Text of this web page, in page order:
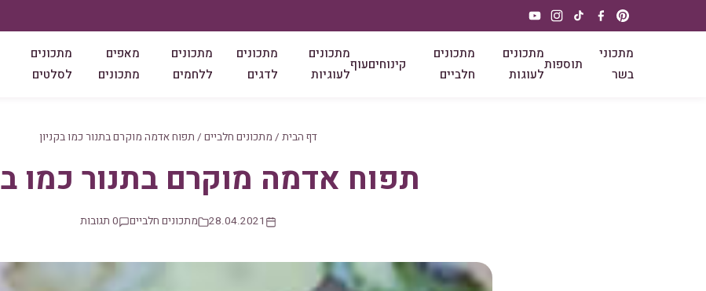
מתכוני
בשר
תוספות
מתכונים
לעוגות
מתכונים
חלביים
קינוחיםעוף
מתכונים
לעוגיות
מתכונים
לדגים
מתכונים
ללחמים
מאפים
מתכונים
מתכונים
לסלטים
דף הבית / מתכונים חלביים / תפוח אדמה מוקרם בתנור כמו בקניון
תפוח אדמה מוקרם בתנור כמו
28.04.2021 מתכונים חלביים 0 תגובות